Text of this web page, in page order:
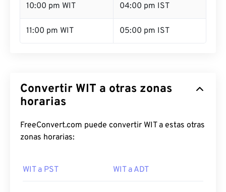
10:00 pm WIT 04:00 pm IST
11:00 pm WIT 05:00 pm IST
Convertir WIT a otras zonas
horarias
FreeConvert.com puede convertir WIT a estas otras
zonas horarias:
WIT a PST WIT a ADT